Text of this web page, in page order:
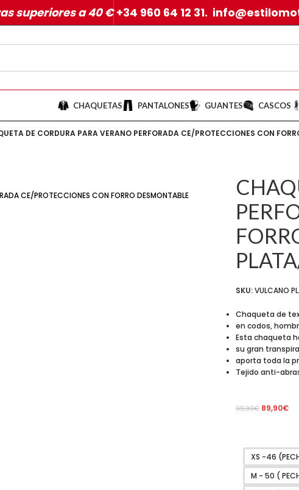
superiores a 40 €+34 960 64 12 31.
CHAQUETAS PANTALONES GUANTES CASCOS
DE CORDURA PARA VERANO PERFORADA CE/PROTECCIONES CON
SKU:VULCANO
Chaqueta de
en codos,
Esta chaqueta
su gran
aporta toda la
Tejido anti-
99,90€ 89,90€
XS -46
M - 50 (